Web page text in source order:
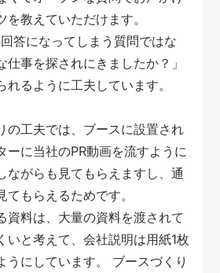
を教えていただけます。
答になってしまう質問ではな
仕事を探されにきましたか？」
れるように工夫しています。
の工夫では、ブースに設置され
ーに当社のPR動画を流すように
ながらも見てもらえますし、通
てもらえるためです。
資料は、大量の資料を渡されて
いと考えて、会社説明は用紙1枚
うにしています。 ブースづくり